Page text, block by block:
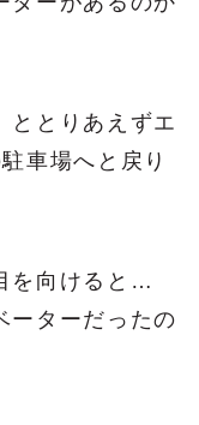
ととりあえずエ
車場へと戻り
を向けると…
ーターだったの